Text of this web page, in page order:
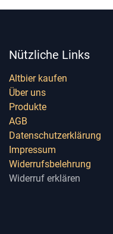
Nützliche Links
Altbier kaufen
Über uns
Produkte
AGB
Datenschutzerklärung
Impressum
Widerrufsbelehrung
Widerruf erklären